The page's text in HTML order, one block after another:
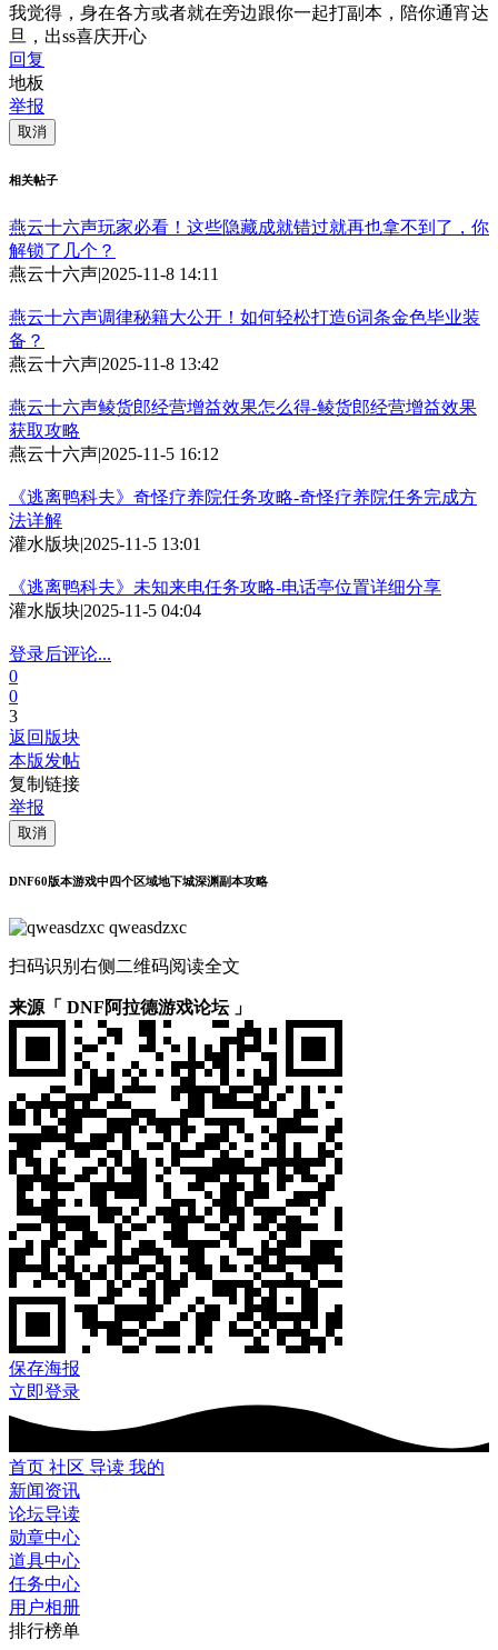
我觉得，身在各方或者就在旁边跟你一起打副本，陪你通宵达
旦，出ss喜庆开心
回复
地板
举报
取消
相关帖子
燕云十六声玩家必看！这些隐藏成就错过就再也拿不到了，你
解锁了几个？
燕云十六声|2025-11-8 14:11
燕云十六声调律秘籍大公开！如何轻松打造6词条金色毕业装
备？
燕云十六声|2025-11-8 13:42
燕云十六声鲮货郎经营增益效果怎么得-鲮货郎经营增益效果
获取攻略
燕云十六声|2025-11-5 16:12
《逃离鸭科夫》奇怪疗养院任务攻略-奇怪疗养院任务完成方
法详解
灌水版块|2025-11-5 13:01
《逃离鸭科夫》未知来电任务攻略-电话亭位置详细分享
灌水版块|2025-11-5 04:04
登录后评论...
0
0
3
返回版块
本版发帖
复制链接
举报
取消
DNF60版本游戏中四个区域地下城深渊副本攻略
qweasdzxc
扫码识别右侧二维码阅读全文
来源「 DNF阿拉德游戏论坛 」
保存海报
立即登录
首页 社区 导读 我的
新闻资讯
论坛导读
勋章中心
道具中心
任务中心
用户相册
排行榜单